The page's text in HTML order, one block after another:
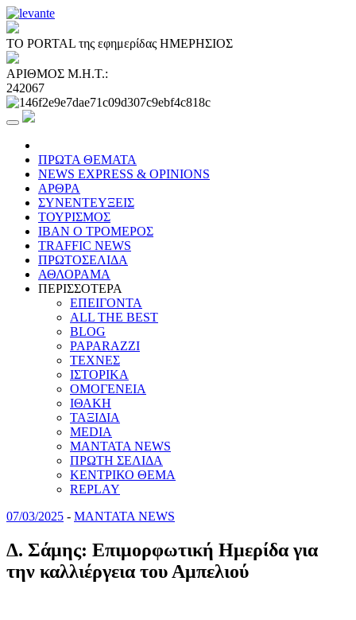
ΤΟ PORTAL της εφημερίδας ΗΜΕΡΗΣΙΟΣ
ΑΡΙΘΜΟΣ Μ.Η.Τ.:
242067
ΠΡΩΤΑ ΘΕΜΑΤΑ
NEWS EXPRESS & OPINIONS
ΑΡΘΡΑ
ΣΥΝΕΝΤΕΥΞΕΙΣ
ΤΟΥΡΙΣΜΟΣ
ΙΒΑΝ Ο ΤΡΟΜΕΡΟΣ
TRAFFIC NEWS
ΠΡΩΤΟΣΕΛΙΔΑ
ΑΘΛΟΡΑΜΑ
ΠΕΡΙΣΣΟΤΕΡΑ
ΕΠΕΙΓΟΝΤΑ
ALL THE BEST
BLOG
PAPARAZZI
ΤΕΧΝΕΣ
ΙΣΤΟΡΙΚΑ
ΟΜΟΓΕΝΕΙΑ
ΙΘΑΚΗ
ΤΑΞΙΔΙΑ
MEDIA
MANTATA NEWS
ΠΡΩΤΗ ΣΕΛΙΔΑ
ΚΕΝΤΡΙΚΟ ΘΕΜΑ
REPLAY
07/03/2025 - MANTATA NEWS
Δ. Σάμης: Επιμορφωτική Ημερίδα για
την καλλιέργεια του Αμπελιού